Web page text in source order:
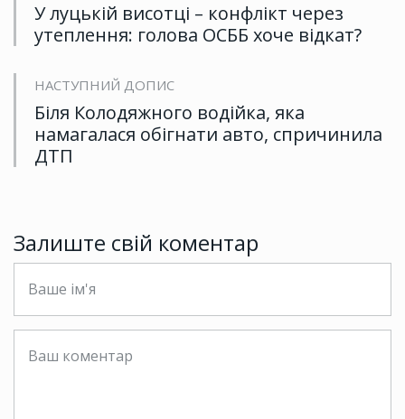
У луцькій висотці – конфлікт через
утеплення: голова ОСББ хоче відкат?
НАСТУПНИЙ ДОПИС
Біля Колодяжного водійка, яка
намагалася обігнати авто, спричинила
ДТП
Залиште свій коментар